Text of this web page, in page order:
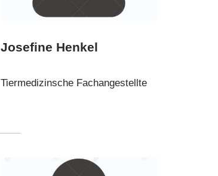
Josefine Henkel
Tiermedizinsche Fachangestellte